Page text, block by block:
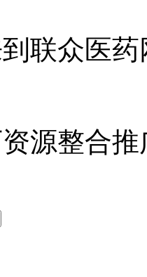
联众医药
源整合推